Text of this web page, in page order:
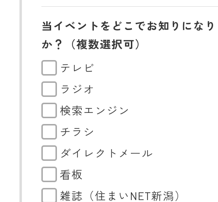
当イベントをどこでお知りにな
か？（複数選択可）
テレビ
ラジオ
検索エンジン
チラシ
ダイレクトメール
看板
雑誌（住まいNET新潟）